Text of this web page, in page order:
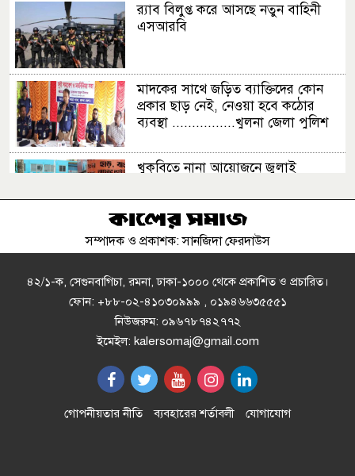
র‍্যাব বিলুপ্ত করে আসছে নতুন বাহিনী
এসআরবি
মাদকের সাথে জড়িত ব্যাক্তিদের কোন
প্রকার ছাড় নেই, নেওয়া হবে কঠোর
ব্যবস্থা ................খুলনা জেলা পুলিশ
খুকৃবিতে নানা আয়োজনে জুলাই
উন্নয়নমূলক কাজের অগ্রগতি পর্যালোচনা
রাজশাহীতে পাঁচ দিনব্যাপী রাজশাহীর
উদ্যোক্তা মেলার সমাপনী অনুষ্ঠিত
এসএসসির ফল ১০ আগস্ট, দেখবেন
যেভাবে
সম্পাদক ও প্রকাশক: সানজিদা ফেরদাউস
৪২/১-ক, সেগুনবাগিচা, রমনা, ঢাকা-১০০০ থেকে প্রকাশিত ও প্রচারিত।
ফোন: +৮৮-০২-৪১০৩০৯৯৯ , ০১৯৪৬৬৩৫৫৫১
নিউজরুম: ০৯৬৭৮৭৪২৭৭২
ইমেইল: kalersomaj@gmail.com
গোপনীয়তার নীতি ব্যবহারের শর্তাবলী যোগাযোগ